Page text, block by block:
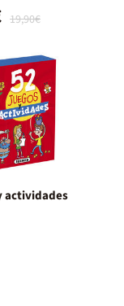
19,90€
actividades